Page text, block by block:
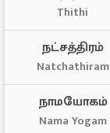
Thithi
நட்சத்திரம்
Natchathiram
நாமயோகம்
Nama Yogam